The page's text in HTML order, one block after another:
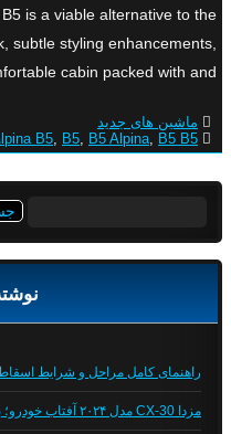
is a viable alternative to the
subtle styling enhancements,
cabin packed with and […]
ماشین های جدید
B5, B5, B5 Alpina, B5 B5
راهنمای کامل مراحل و شرایط اسقاط خودرو
مزدا CX-30 مدل ۲۰۲۴ آفتاب خودرو؛ بررسی و مشخصات فنی